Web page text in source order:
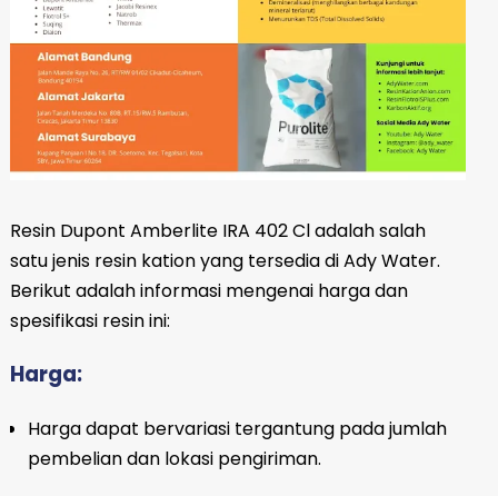
Resin Dupont Amberlite IRA 402 Cl adalah salah
satu jenis resin kation yang tersedia di Ady Water.
Berikut adalah informasi mengenai harga dan
spesifikasi resin ini:
Harga:
Harga dapat bervariasi tergantung pada jumlah
pembelian dan lokasi pengiriman.